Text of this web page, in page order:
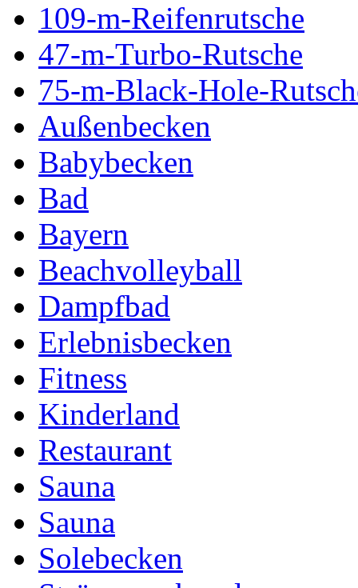
109-m-Reifenrutsche
47-m-Turbo-Rutsche
75-m-Black-Hole-
Außenbecken
Babybecken
Bad
Bayern
Beachvolleyball
Dampfbad
Erlebnisbecken
Fitness
Kinderland
Restaurant
Sauna
Sauna
Solebecken